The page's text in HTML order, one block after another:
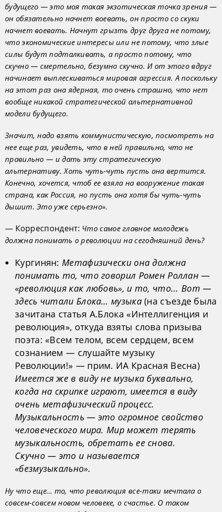
будущего — это моя такая экзотическая точка зрения —
он обязательно начнет воевать, он просто со скуки
начнет воевать. Начнут грызть друг друга не потому,
что экономические интересы или не потому, что злые
силы будут подталкивать, а просто потому, что
скучно — смертельно, безумно скучно. И от этого вдруг
начинает выплескиваться мировая агрессия. А поскольку
на этот раз она ядерная, то очень страшно, что нет
вообще никакой стратегической альтернативной
модели будущего.
Значит, надо взять коммунистическую, посмотреть на
нее еще раз, увидеть, что в ней правильно, что не
правильно — и дать эту стратегическую
альтернативу. Хоть чуть-чуть пусть она вертится.
Конечно, хочется, чтоб ее взяла на вооружение такая
страна, как Россия, но пусть она хотя бы чуть-чуть
дышит. Это уже серьезно».
— Корреспондент: Что самое главное молодежь
должна понимать о революции на сегодняшний день?
Кургинян: Метафизически она должна
понимать то, что говорил Ромен Роллан —
«революция как любовь», и то, что... Вот —
здесь читали Блока… музыка(на съезде была
зачитана статья А.Блока «Интеллигенция и
революция», откуда взяты слова призыва
поэта: «Всем телом, всем сердцем, всем
сознанием — слушайте музыку
Революции!» — прим. ИА Красная Весна)
Имеется же в виду не музыка буквально,
когда на скрипке играют, имеется в виду
очень метафизический процесс.
Музыкальность — это огромное свойство
человеческого мира. Мир может терять
музыкальность, обретать ее снова.
Скучно — это и называется
«безмузыкально».
Ну что еще… то, что революция все-таки мечтала о
совсем-совсем новом человеке, о счастье. О таком